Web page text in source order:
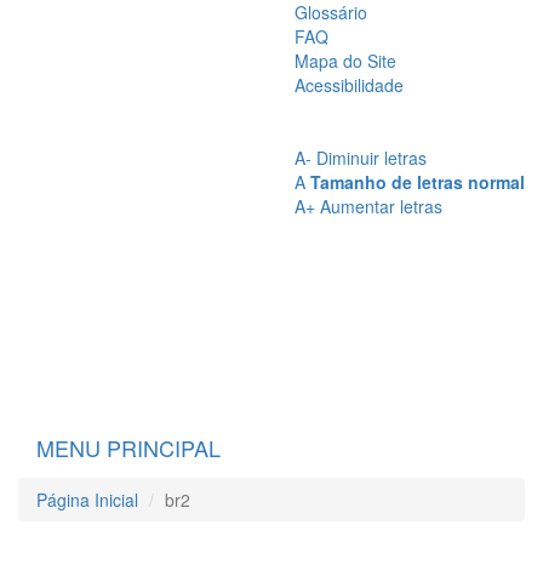
Glossário
FAQ
Mapa do Site
Acessibilidade
A- Diminuir letras
A Tamanho de letras normal
A+ Aumentar letras
MENU PRINCIPAL
Página Inicial br2